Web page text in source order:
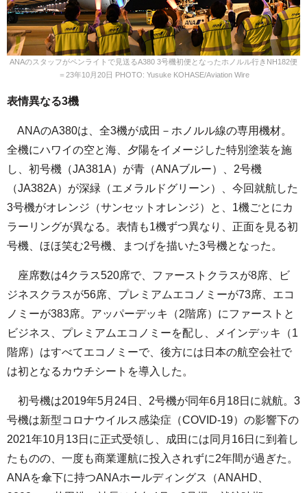
ANAのスタッフがペンライトで見送るA380 3号機初便となったホノルル行きNH182便
＝23年10月20日 PHOTO: Yusuke KOHASE/Aviation Wire
表情異なる3機
ANAのA380は、全3機が成田－ホノルル線の専用機材。
全機にハワイの空と海、夕陽をイメージした特別塗装を施
し、初号機（JA381A）が青（ANAブルー）、2号機
（JA382A）が深緑（エメラルドグリーン）、今回就航した
3号機がオレンジ（サンセットオレンジ）と、1機ごとにカ
ラーリングが異なる。表情も1機ずつ異なり、正面を見る初
号機、ほほ笑む2号機、まつげを描いた3号機となった。
座席数は4クラス520席で、ファーストクラスが8席、ビ
ジネスクラスが56席、プレミアムエコノミーが73席、エコ
ノミーが383席。アッパーデッキ（2階席）にファーストと
ビジネス、プレミアムエコノミーを配し、メインデッキ（1
階席）はすべてエコノミーで、後方には日本の航空会社で
は初となるカウチシートを導入した。
初号機は2019年5月24日、2号機が同年6月18日に就航。3
号機は新型コロナウイルス感染症（COVID-19）の影響下の
2021年10月13日に正式受領し、成田には同月16日に到着し
たものの、一度も商業運航に投入されずに2年間が過ぎた。
ANAを傘下に持つANAホールディングス（ANAHD、